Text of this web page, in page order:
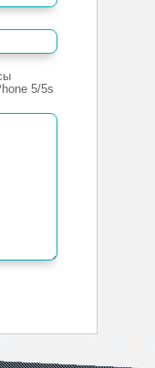
5/5s